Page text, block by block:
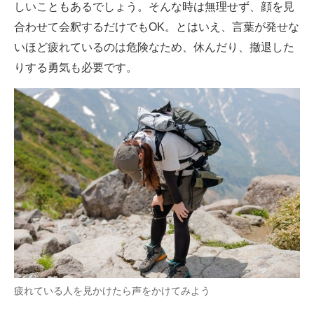
しいこともあるでしょう。そんな時は無理せず、顔を見
合わせて会釈するだけでもOK。とはいえ、言葉が発せな
いほど疲れているのは危険なため、休んだり、撤退した
りする勇気も必要です。
疲れている人を見かけたら声をかけてみよう